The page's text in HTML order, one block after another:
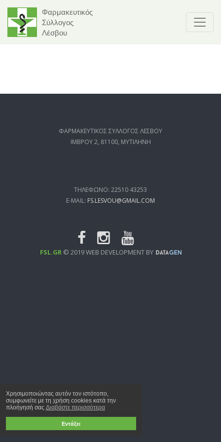
Χρησιμοποιώντας αυτόν τον ιστότοπο,
συμφωνείτε με τη χρήση cookies κατά την
πλοήγησή σας Διαβάστε περισσότερα
Εντάξει
Φαρμακευτικός
Σύλλογος
Λέσβου
ΦΑΡΜΑΚΕΥΤΙΚΟΣ ΣΥΛΛΟΓΟΣ ΛΕΣΒΟΥ
ΙΜΒΡΟΥ 2, 81100, ΜΥΤΙΛΗΝΗ
ΤΗΛΕΦΩΝΟ: 22510 43253
E-MAIL: FS.LESVOU@GMAIL.COM
FSL.GR© 2019 WEB DEVELOPMENT BY